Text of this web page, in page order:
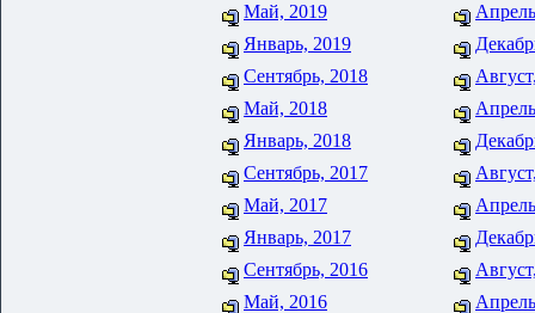
Май, 2019
Январь, 2019
Сентябрь, 2018
Май, 2018
Январь, 2018
Сентябрь, 2017
Май, 2017
Январь, 2017
Сентябрь, 2016
Май, 2016